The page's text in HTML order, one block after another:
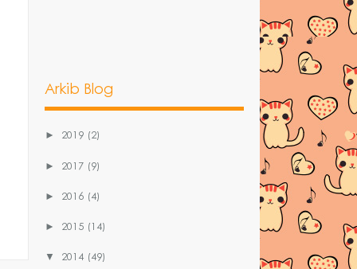
Arkib Blog
► 2019 (2)
► 2017 (9)
► 2016 (4)
► 2015 (14)
▼ 2014 (49)